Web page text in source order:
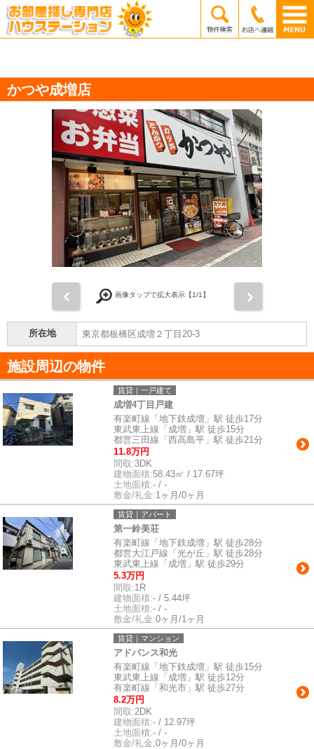
かつや成増店
画像タップで拡大表示【1/1】
所在地 東京都板橋区成増２丁目20-3
施設周辺の物件
賃貸｜一戸建て
成増4丁目戸建
有楽町線「地下鉄成増」駅 徒歩17分
東武東上線「成増」駅 徒歩15分
都営三田線「西高島平」駅 徒歩21分
11.8万円
間取:3DK
建物面積:58.43㎡ / 17.67坪
土地面積:- / -
敷金/礼金:1ヶ月/0ヶ月
賃貸｜アパート
第一鈴美荘
有楽町線「地下鉄成増」駅 徒歩28分
都営大江戸線「光が丘」駅 徒歩28分
東武東上線「成増」駅 徒歩29分
5.3万円
間取:1R
建物面積:- / 5.44坪
土地面積:- / -
敷金/礼金:0ヶ月/1ヶ月
賃貸｜マンション
アドバンス和光
有楽町線「地下鉄成増」駅 徒歩15分
東武東上線「成増」駅 徒歩12分
有楽町線「和光市」駅 徒歩27分
8.2万円
間取:2DK
建物面積:- / 12.97坪
土地面積:- / -
敷金/礼金:0ヶ月/0ヶ月